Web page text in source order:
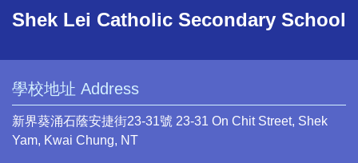
Shek Lei Catholic Secondary School
學校地址 Address
新界葵涌石蔭安捷街23-31號 23-31 On Chit Street, Shek
Yam, Kwai Chung, NT